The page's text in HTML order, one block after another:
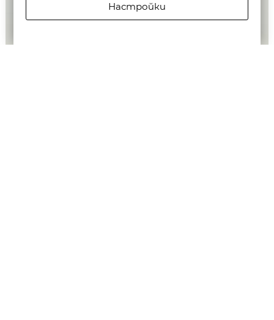
Настройки